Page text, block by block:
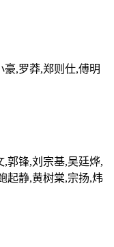
,罗莽,郑则仕,傅明
,郭锋,刘宗基,吴廷烨,
起静,黄树棠,宗扬,炜